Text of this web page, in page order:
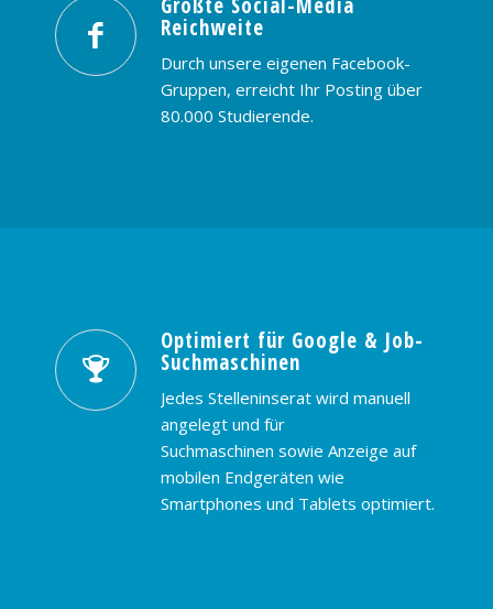
PREISE & BUCHUNG KONTAKT
Reichweite
Durch unsere eigenen Facebook-
Gruppen, erreicht Ihr Posting über
80.000 Studierende.
Optimiert für Google & Job-
Suchmaschinen
Jedes Stelleninserat wird manuell
angelegt und für
Suchmaschinen sowie Anzeige auf
mobilen Endgeräten wie
Smartphones und Tablets optimiert.